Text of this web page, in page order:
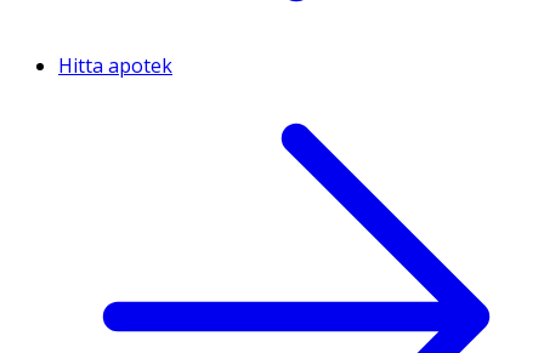
Hitta apotek